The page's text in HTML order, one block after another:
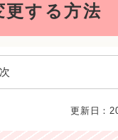
更する方法
更新日：